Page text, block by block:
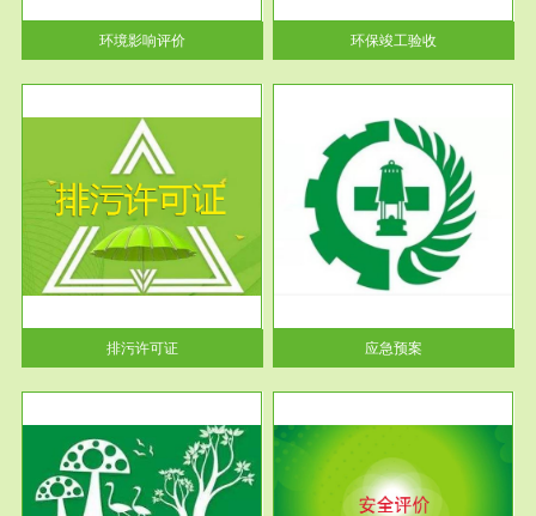
环境影响评价
告书、...
环保竣工验收
排污许可证
服务范围
应急预案
根据《中华人民共和国环境保护
法》第十九条 企业事业单位应
当按照...
应急预案
服务范围